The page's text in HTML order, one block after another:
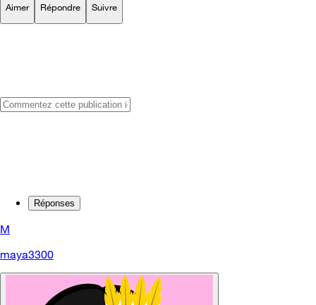
Aimer Répondre Suivre
Réponses
M
maya3300